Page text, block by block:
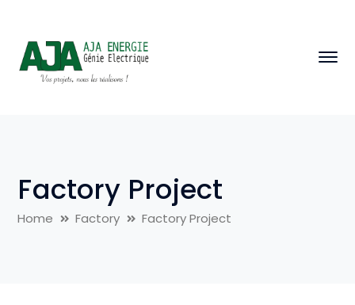
Factory Project
Home Factory Factory Project